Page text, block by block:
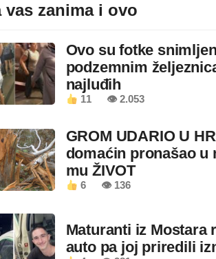
vas zanima i ovo
Ovo su fotke
podzemnim
najluđih
11 👁 2.053
GROM UDARIO U
domaćin pronašao u
mu ŽIVOT
6 👁 136
Maturanti iz Mostara
auto pa joj priredili